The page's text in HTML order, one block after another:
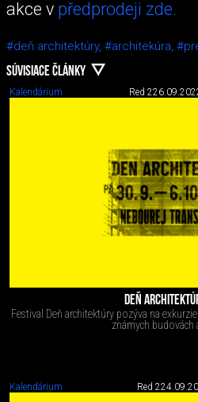
akce v předprodeji zde.
#deň architektúry, #architekúra,
SÚVISIACE ČLÁNKY
Kalendárium Red 2
DEŇ
Festival Deň architektúry pozýva na
známych budovách
Kalendárium Red 2